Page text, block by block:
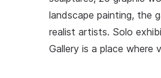
landscape painting, the
realist artists. Solo
Gallery is a place